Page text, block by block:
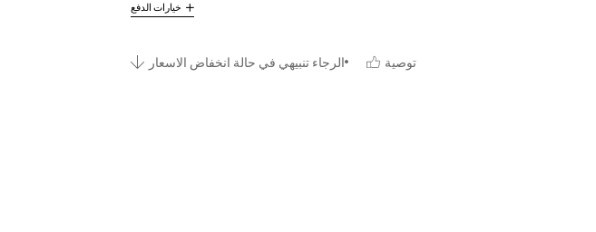
خيارات الدفع
الرجاء تنبيهي في حالة انخفاض الاسعار توصية